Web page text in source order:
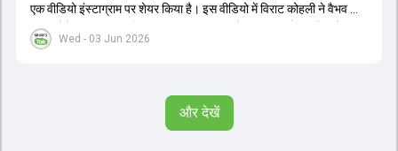
Wed - 03 Jun 2026
एक वीडियो इंस्टाग्राम पर शेयर किया है। इस वीडियो में विराट कोहली ने वैभव को
सलाह देते हुए कहा, 'एक बिहारी सब पर भारी। बस गेम खत्म।' कोहली ने उन्हें खुद
पर विश्वास रखने और नकारात्मक बातों पर ध्यान न देने की सलाह दी। आईपीएल
सीरीज खेलेंगे। वहीं, विराट कोहली लंदन रवाना हो गए हैं और अगली वनडे सीरीज में
और देखें